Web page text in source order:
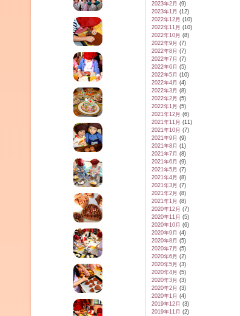
2023年2月 (9)
2023年1月 (12)
2022年12月 (10)
2022年11月 (10)
2022年10月 (8)
2022年9月 (7)
2022年8月 (7)
2022年7月 (7)
2022年6月 (5)
2022年5月 (10)
2022年4月 (4)
2022年3月 (8)
2022年2月 (5)
2022年1月 (5)
2021年12月 (6)
2021年11月 (11)
2021年10月 (7)
2021年9月 (9)
2021年8月 (1)
2021年7月 (8)
2021年6月 (9)
2021年5月 (7)
2021年4月 (8)
2021年3月 (7)
2021年2月 (8)
2021年1月 (8)
2020年12月 (7)
2020年11月 (5)
2020年10月 (6)
2020年9月 (4)
2020年8月 (5)
2020年7月 (5)
2020年6月 (2)
2020年5月 (3)
2020年4月 (5)
2020年3月 (3)
2020年2月 (3)
2020年1月 (4)
2019年12月 (3)
2019年11月 (2)